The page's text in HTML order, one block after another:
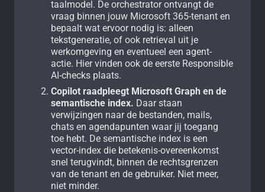
taalmodel. De orchestrator ontvangt de
vraag binnen jouw Microsoft 365-tenant en
bepaalt wat ervoor nodig is: alleen
tekstgeneratie, of ook retrieval uit je
werkomgeving en eventueel een agent-
actie. Hier vinden ook de eerste Responsible
AI-checks plaats.
Copilot raadpleegt Microsoft Graph en de
semantische index. Daar staan
verwijzingen naar de bestanden, mails,
chats en agendapunten waar jij toegang
toe hebt. De semantische index is een
vector-index die betekenis-overeenkomst
snel terugvindt, binnen de rechtsgrenzen
van de tenant en de gebruiker. Niet meer,
niet minder.